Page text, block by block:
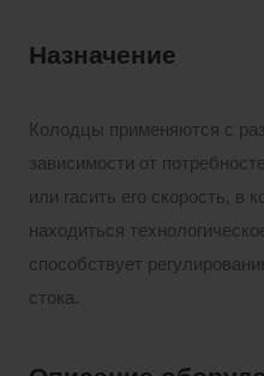
Назначение
Колодцы применяются с
зависимости от
или гасить его скорость, в
находиться
способствует
стока.